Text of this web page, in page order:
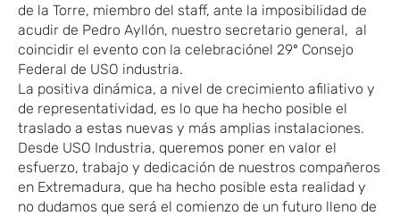
de la Torre, miembro del staff, ante la imposibilidad de
acudir de Pedro Ayllón, nuestro secretario general, al
coincidir el evento con la celebraciónel 29º Consejo
Federal de USO industria.
La positiva dinámica, a nivel de crecimiento afiliativo y
de representatividad, es lo que ha hecho posible el
traslado a estas nuevas y más amplias instalaciones.
Desde USO Industria, queremos poner en valor el
esfuerzo, trabajo y dedicación de nuestros compañeros
en Extremadura, que ha hecho posible esta realidad y
no dudamos que será el comienzo de un futuro lleno de